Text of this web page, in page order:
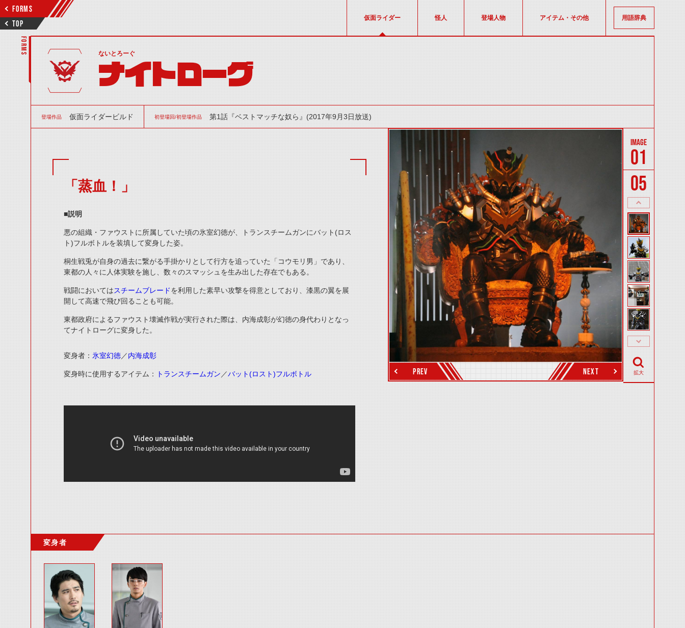
FORMS
TOP
仮面ライダー 怪人 登場人物 アイテム・その他 用語辞典
FORMS ないとろーぐ
ナイトローグ
登場作品 仮面ライダービルド 初登場回/初登場作品 第1話『ベストマッチな奴ら』(2017年9月3日放送)
「蒸血！」
■説明
悪の組織・ファウストに所属していた頃の氷室幻徳が、トランスチームガンにバット(ロス
ト)フルボトルを装填して変身した姿。
桐生戦兎が自身の過去に繋がる手掛かりとして行方を追っていた「コウモリ男」であり、
東都の人々に人体実験を施し、数々のスマッシュを生み出した存在でもある。
戦闘においてはスチームブレードを利用した素早い攻撃を得意としており、漆黒の翼を展
開して高速で飛び回ることも可能。
東都政府によるファウスト壊滅作戦が実行された際は、内海成彰が幻徳の身代わりとなっ
てナイトローグに変身した。
変身者： 氷室幻徳／内海成彰
変身時に使用するアイテム： トランスチームガン ／バット(ロスト)フルボトル PREV NEXT
01
05
thumbnail Prev
thumbnail Next
拡大
変身者